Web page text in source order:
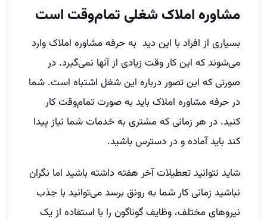
مشاوره املاک شغلی تمام‌وقت است
بسیاری از افراد با این دید به حرفه مشاوره املاک وارد
می‌شوند که این کار وقت زیادی از آنها نمی‌گیرد. در
صورتی که این تصور درباره این شغل اشتباه است. شما
در حرفه مشاوره املاک باید به صورت تمام‌وقت کار
کنید. در هر زمانی که مشتری به خدمات شما نیاز پیدا
کند باید آماده و در دسترس باشید.
شاید نتوانید تعطیلات آخر هفته داشته باشید اما نگران
نباشید زمانی کار شما به رونق برسد می‌توانید با جذب
نیروهای مختلف، وظایف گوناگون را با استفاده از یک